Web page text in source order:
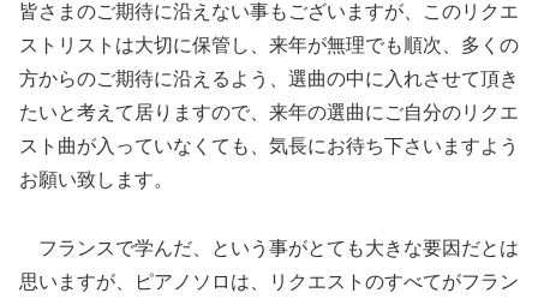
皆さまのご期待に沿えない事もございますが、このリクエ
ストリストは大切に保管し、来年が無理でも順次、多くの
方からのご期待に沿えるよう、選曲の中に入れさせて頂き
たいと考えて居りますので、来年の選曲にご自分のリクエ
スト曲が入っていなくても、気長にお待ち下さいますよう
お願い致します。
フランスで学んだ、という事がとても大きな要因だとは
思いますが、ピアノソロは、リクエストのすべてがフラン